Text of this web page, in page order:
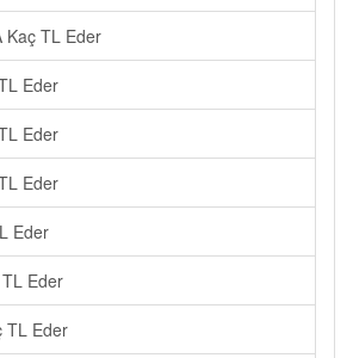
Kaç TL Eder
Eder
Eder
Eder
Eder
Eder
TL Eder